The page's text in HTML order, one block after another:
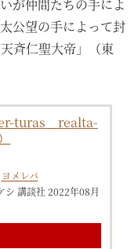
が仲間たちの手によ
公望の手によって封
斉仁聖大帝」（東
turas realta-
ヨメレバ
講談社 2022年08月